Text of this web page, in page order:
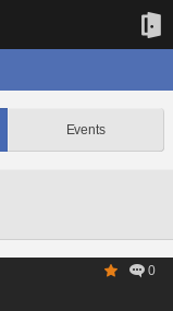
Events
0